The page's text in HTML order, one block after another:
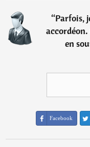
“Parfois,
en
Facebook